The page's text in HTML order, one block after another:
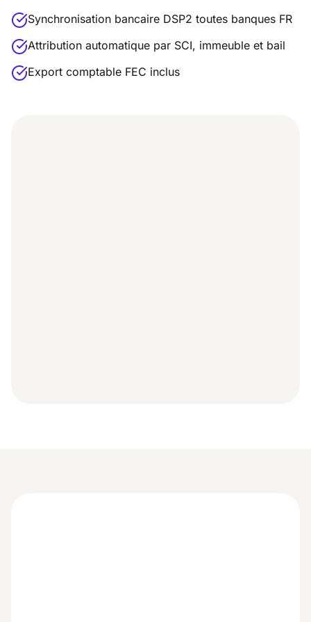
Synchronisation bancaire DSP2 toutes banques FR
Attribution automatique par SCI, immeuble et bail
Export comptable FEC inclus